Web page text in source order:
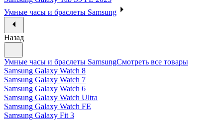
Умные часы и браслеты Samsung
Назад
Умные часы и браслеты SamsungСмотреть все товары
Samsung Galaxy Watch 8
Samsung Galaxy Watch 7
Samsung Galaxy Watch 6
Samsung Galaxy Watch Ultra
Samsung Galaxy Watch FE
Samsung Galaxy Fit 3